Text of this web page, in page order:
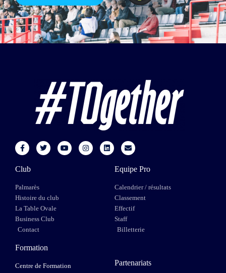
Club
Palmarès
Histoire du club
La Table Ovale
Business Club
Contact
Equipe Pro
Calendrier / résultats
Classement
Effectif
Staff
Billetterie
Formation
Centre de Formation
Partenariats